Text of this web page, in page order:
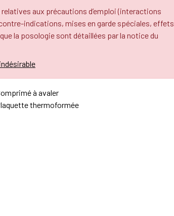
aux précautions d’emploi (interactions
indications, mises en garde spéciales, effets
la posologie sont détaillées par la notice du
à avaler
thermoformée